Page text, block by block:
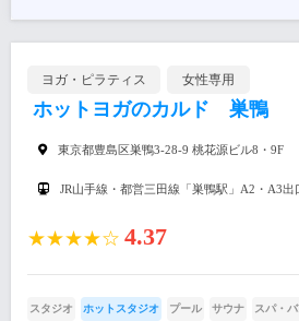
ヨガ・ピラティス 女性専用
ホットヨガのカルド 巣鴨
東京都豊島区巣鴨3-28-9 桃花源ビル8・9F
JR山手線・都営三田線「巣鴨駅」A2・A3出
★★★★☆ 4.37
スタジオ ホットスタジオ プール サウナ スパ・